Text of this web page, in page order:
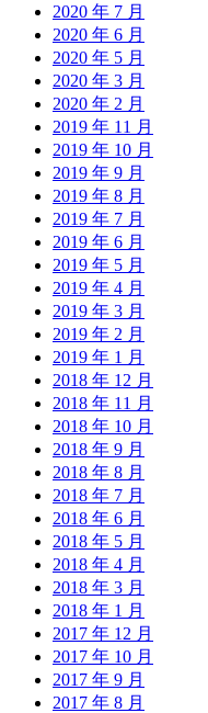
2020 年 7 月
2020 年 6 月
2020 年 5 月
2020 年 3 月
2020 年 2 月
2019 年 11 月
2019 年 10 月
2019 年 9 月
2019 年 8 月
2019 年 7 月
2019 年 6 月
2019 年 5 月
2019 年 4 月
2019 年 3 月
2019 年 2 月
2019 年 1 月
2018 年 12 月
2018 年 11 月
2018 年 10 月
2018 年 9 月
2018 年 8 月
2018 年 7 月
2018 年 6 月
2018 年 5 月
2018 年 4 月
2018 年 3 月
2018 年 1 月
2017 年 12 月
2017 年 10 月
2017 年 9 月
2017 年 8 月